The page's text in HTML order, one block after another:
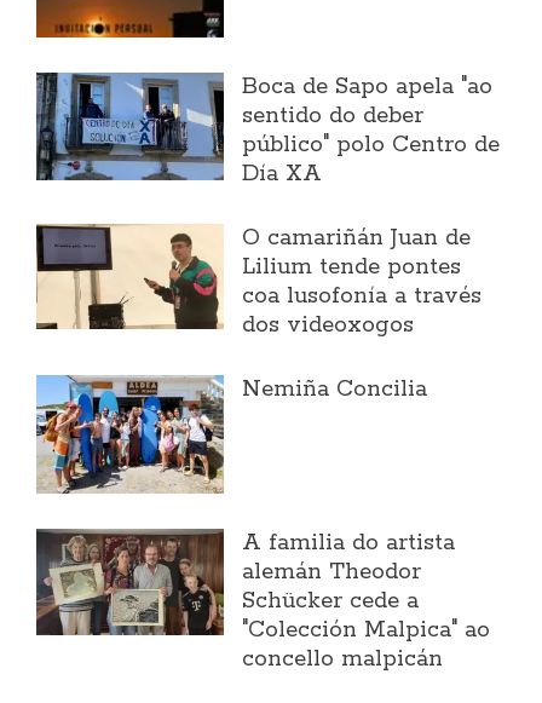
Boca de Sapo apela "ao
sentido do deber
público" polo Centro de
Día XA
O camariñán Juan de
Lilium tende pontes
coa lusofonía a través
dos videoxogos
Nemiña Concilia
A familia do artista
alemán Theodor
Schücker cede a
"Colección Malpica" ao
concello malpicán